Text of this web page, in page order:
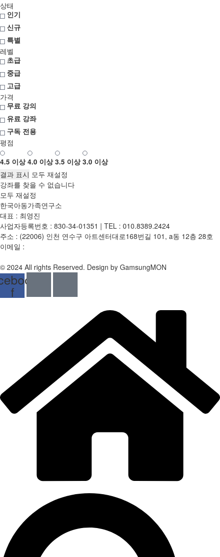
상태
인기
신규
특별
레벨
초급
중급
고급
가격
무료 강의
유료 강좌
구독 전용
평점
4.5 이상 4.0 이상 3.5 이상 3.0 이상
모두 재설정
강좌를 찾을 수 없습니다
모두 재설정
한국아동가족연구소
대표 : 최영진
사업자등록번호 : 830-34-01351 | TEL : 010.8389.2424
주소 : (22006) 인천 연수구 아트센터대로168번길 101, a동 12층 28호
이메일 :
© 2024 All rights Reserved. Design by GamsungMON
f